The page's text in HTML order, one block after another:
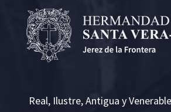
Real, Ilustre, Antigua y